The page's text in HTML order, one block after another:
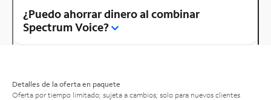
¿Puedo ahorrar dinero al combinar
Spectrum Voice?
Detalles de la oferta en paquete
Oferta por tiempo limitado; sujeta a cambios; solo para nuevos clientes